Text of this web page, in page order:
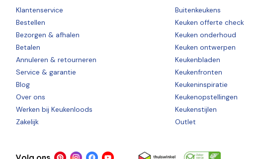
Klantenservice
Bestellen
Bezorgen & afhalen
Betalen
Annuleren & retourneren
Service & garantie
Blog
Over ons
Werken bij Keukenloods
Zakelijk
Buitenkeukens
Keuken offerte check
Keuken onderhoud
Keuken ontwerpen
Keukenbladen
Keukenfronten
Keukeninspiratie
Keukenopstellingen
Keukenstijlen
Outlet